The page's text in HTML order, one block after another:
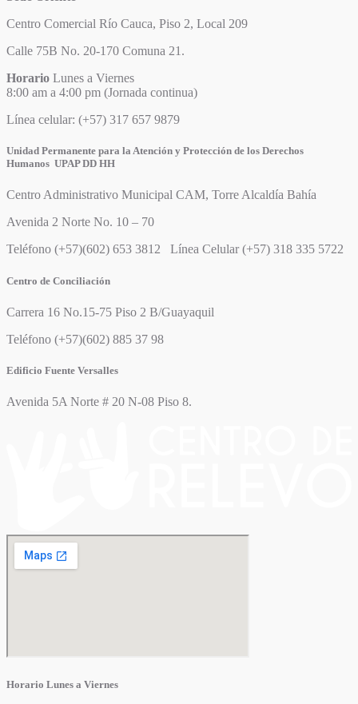
Centro Comercial Río Cauca, Piso 2, Local 209
Calle 75B No. 20-170 Comuna 21.
Horario Lunes a Viernes
8:00 am a 4:00 pm (Jornada continua)
Línea celular: (+57) 317 657 9879
Unidad Permanente para la Atención y Protección de los Derechos
Humanos UPAP DD HH
Centro Administrativo Municipal CAM, Torre Alcaldía Bahía
Avenida 2 Norte No. 10 – 70
Teléfono (+57)(602) 653 3812 Línea Celular (+57) 318 335 5722
Centro de Conciliación
Carrera 16 No.15-75 Piso 2 B/Guayaquil
Teléfono (+57)(602) 885 37 98
Edificio Fuente Versalles
Avenida 5A Norte # 20 N-08 Piso 8.
Horario Lunes a Viernes